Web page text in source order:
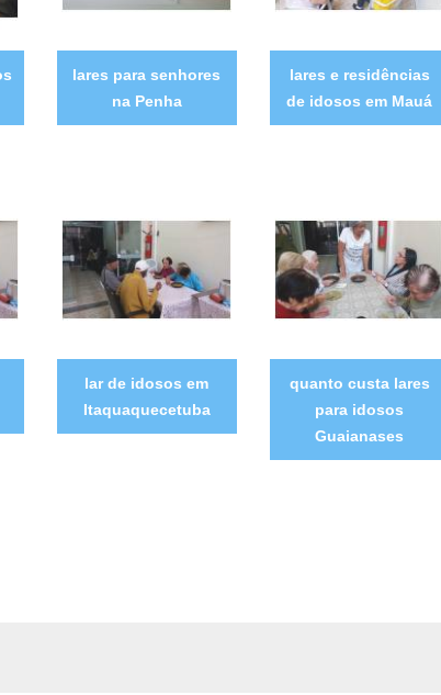
lares para senhores
na Penha
lares e residências
de idosos em Mauá
lar de idosos em
Itaquaquecetuba
quanto custa lares
para idosos
Guaianases